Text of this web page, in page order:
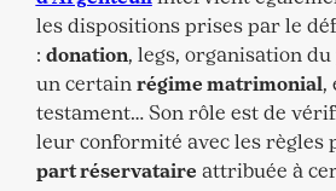
les dispositions prises par le
: donation, legs, organisation
un certain régime matrimonial,
testament… Son rôle est de
leur conformité avec les règles
part réservataire attribuée à